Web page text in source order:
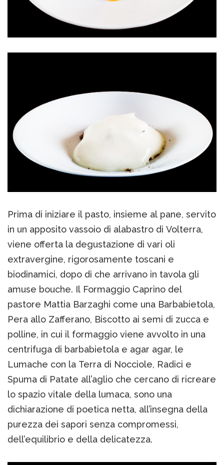
Prima di iniziare il pasto, insieme al pane, servito
in un apposito vassoio di alabastro di Volterra,
viene offerta la degustazione di vari oli
extravergine, rigorosamente toscani e
biodinamici, dopo di che arrivano in tavola gli
amuse bouche. Il Formaggio Caprino del
pastore Mattia Barzaghi come una Barbabietola,
Pera allo Zafferano, Biscotto ai semi di zucca e
polline, in cui il formaggio viene avvolto in una
centrifuga di barbabietola e agar agar, le
Lumache con la Terra di Nocciole, Radici e
Spuma di Patate all’aglio che cercano di ricreare
lo spazio vitale della lumaca, sono una
dichiarazione di poetica netta, all’insegna della
purezza dei sapori senza compromessi,
dell’equilibrio e della delicatezza.